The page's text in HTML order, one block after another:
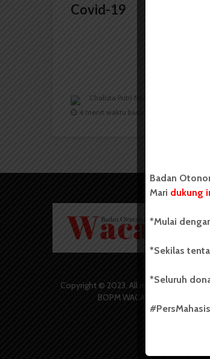
Covid-19
Chalista Putri Nadila
4 menit waktu baca
Copyright © 2023. All rights reserved
BOPM WACANA.
Badan
Mari dukung
*Mulai
*Sekilas
*Seluruh